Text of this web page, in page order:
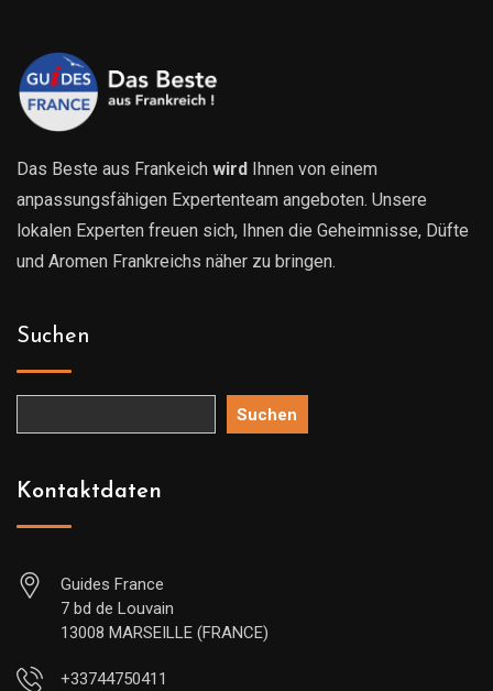
Das Beste aus Frankeich wird
Ihnen von einem
anpassungsfähigen Expertenteam angeboten. Unsere
lokalen Experten freuen sich, Ihnen die Geheimnisse, Düfte
und Aromen Frankreichs näher zu bringen.
Suchen
Suchen
Kontaktdaten
Guides France
7 bd de Louvain
13008 MARSEILLE (FRANCE)
+33744750411